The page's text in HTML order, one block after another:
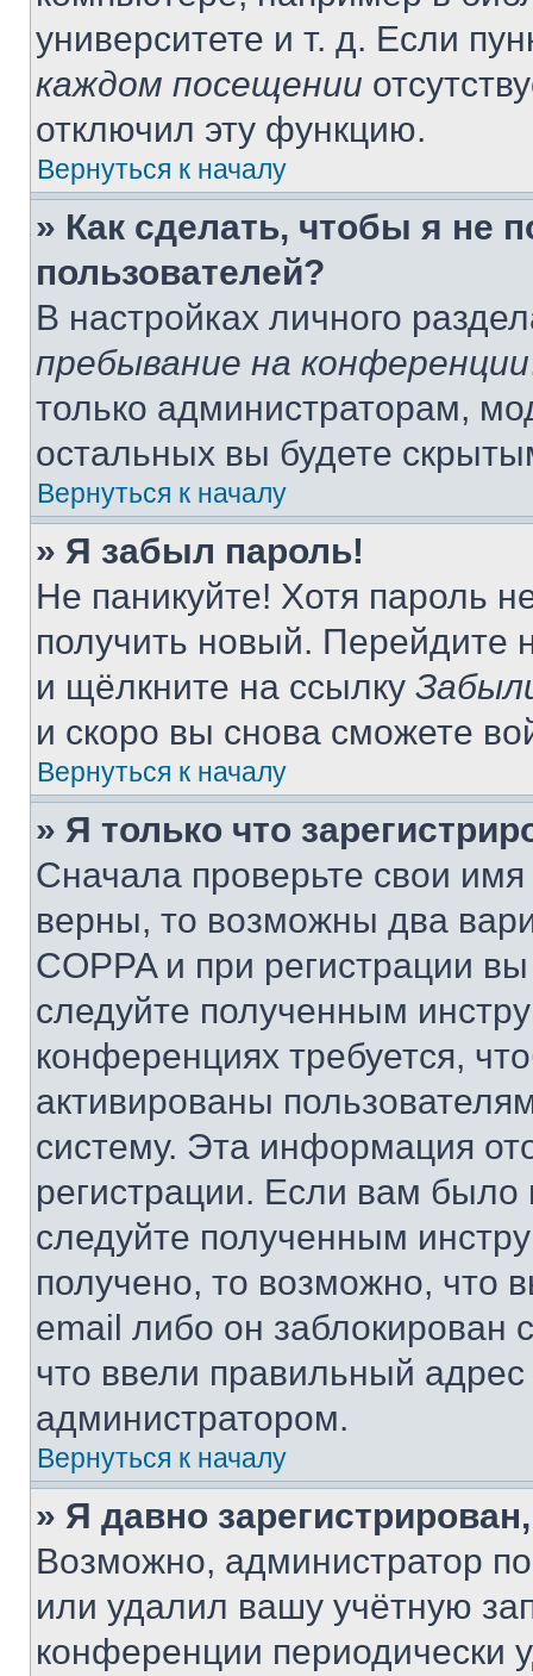
университете и т. д. Если
каждом посещении
отключил эту функцию.
Вернуться к началу
» Как сделать, чтобы я не
пользователей?
В настройках личного
пребывание на конференции
только администраторам,
остальных вы будете
Вернуться к началу
» Я забыл пароль!
Не паникуйте! Хотя пароль
получить новый. Перейдите
и щёлкните на ссылку
и скоро вы снова сможете
Вернуться к началу
» Я только что
Сначала проверьте свои
верны, то возможны два
COPPA и при регистрации
следуйте полученным
конференциях требуется,
активированы
систему. Эта информация
регистрации. Если вам
следуйте полученным
получено, то возможно, что
email либо он
что ввели правильный адрес
администратором.
Вернуться к началу
» Я давно
Возможно, администратор
или удалил вашу учётную
конференции периодически